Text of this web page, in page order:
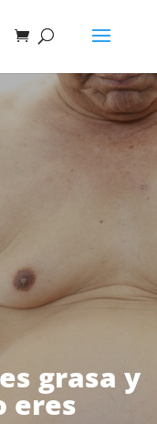
grasa y
eres